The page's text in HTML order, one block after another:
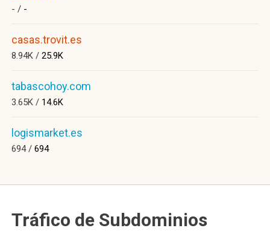
- / -
casas.trovit.es
8.94K / 25.9K
tabascohoy.com
3.65K / 14.6K
logismarket.es
694 / 694
Tráfico de Subdominios